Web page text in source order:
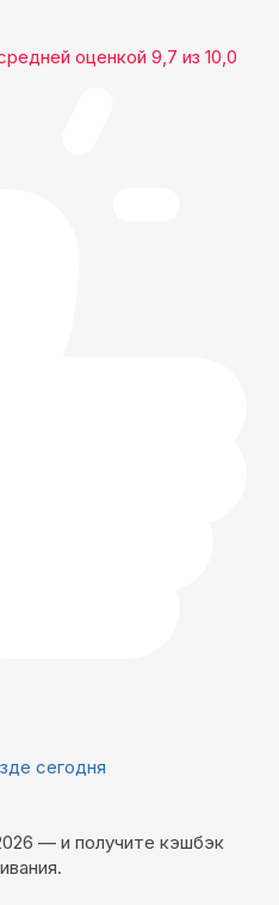
оценкой 9,7 из 10,0
сегодня
— и получите кэшбэк